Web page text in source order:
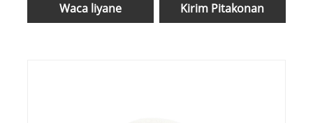
Waca liyane Kirim Pitakonan